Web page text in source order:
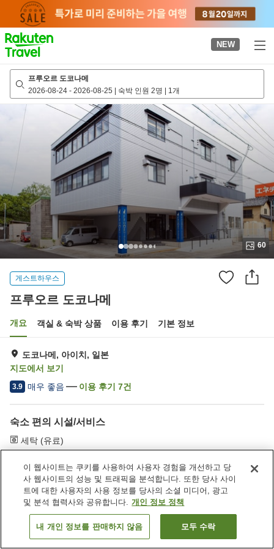
page
NEW
프루오르 도코나메
2026-08-24 - 2026-08-25 | 숙박 인원 2명 | 1개
60
게스트하우스
프루오르 도코나메
개요 객실 & 숙박 상품 이용 후기 기본 정보
도코나메, 아이치, 일본
지도에서 보기
3.9 매우 좋음 이용 후기 7건
숙소 편의 시설/서비스
세탁 (유료)
일본 아이치 도코나메 프루오르 도코나메
객실 보기
이 웹사이트는 쿠키를 사용하여 사용자 경험을 개선하고 당
사 웹사이트의 성능 및 트래픽을 분석합니다. 또한 당사 사이
트에 대한 사용자의 사용 정보를 당사의 소셜 미디어, 광고
및 분석 협력사와 공유합니다. 개인 정보 정책
내 개인 정보를 판매하지 않음 모두 수락